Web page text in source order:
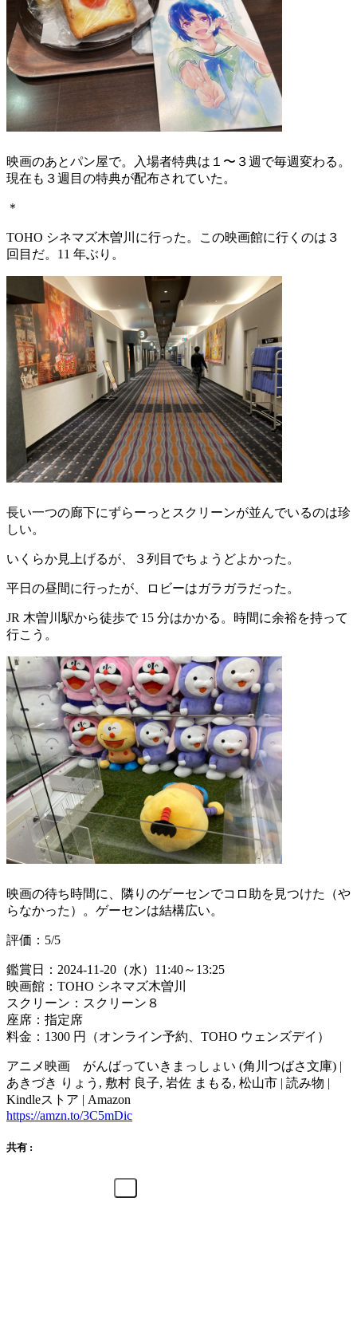
映画のあとパン屋で。入場者特典は１〜３週で毎週変わる。
現在も３週目の特典が配布されていた。
＊
TOHO シネマズ木曽川に行った。この映画館に行くのは３
回目だ。11 年ぶり。
長い一つの廊下にずらーっとスクリーンが並んでいるのは珍
しい。
いくらか見上げるが、３列目でちょうどよかった。
平日の昼間に行ったが、ロビーはガラガラだった。
JR 木曽川駅から徒歩で 15 分はかかる。時間に余裕を持って
行こう。
映画の待ち時間に、隣りのゲーセンでコロ助を見つけた（や
らなかった）。ゲーセンは結構広い。
評価：5/5
鑑賞日：2024-11-20（水）11:40～13:25
映画館：TOHO シネマズ木曽川
スクリーン：スクリーン８
座席：指定席
料金：1300 円（オンライン予約、TOHO ウェンズデイ）
アニメ映画 がんばっていきまっしょい (角川つばさ文庫) |
あきづき りょう, 敷村 良子, 岩佐 まもる, 松山市 | 読み物 |
Kindleストア | Amazon
https://amzn.to/3C5mDic
共有 :